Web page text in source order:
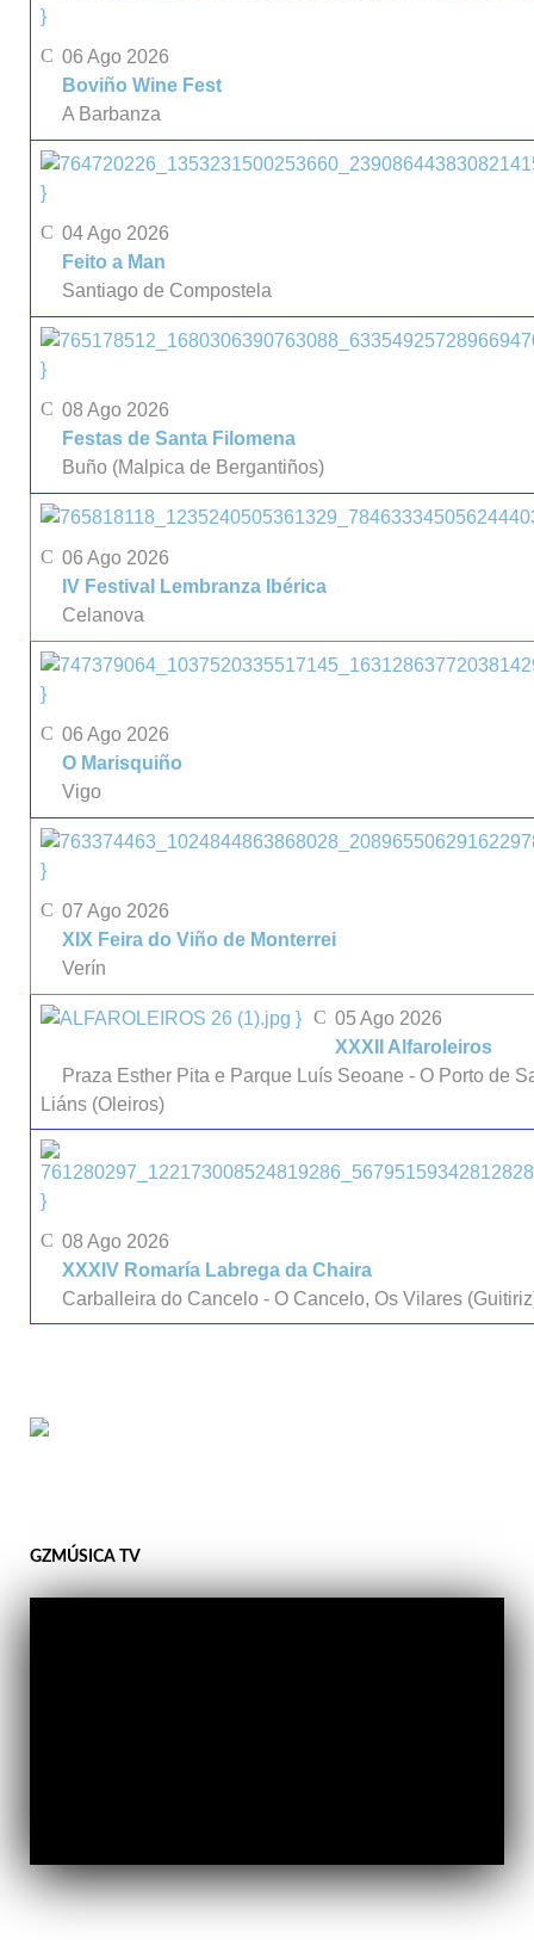
}
06 Ago 2026
Boviño Wine Fest
A Barbanza
}
04 Ago 2026
Feito a Man
Santiago de Compostela
}
08 Ago 2026
Festas de Santa Filomena
Buño (Malpica de Bergantiños)
06 Ago 2026
IV Festival Lembranza Ibérica
Celanova
}
06 Ago 2026
O Marisquiño
Vigo
}
07 Ago 2026
XIX Feira do Viño de Monterrei
Verín
}
05 Ago 2026
XXXII Alfaroleiros
Praza Esther Pita e Parque Luís Seoane - O Porto de
Liáns (Oleiros)
}
08 Ago 2026
XXXIV Romaría Labrega da Chaira
Carballeira do Cancelo - O Cancelo, Os Vilares
GZMÚSICA TV